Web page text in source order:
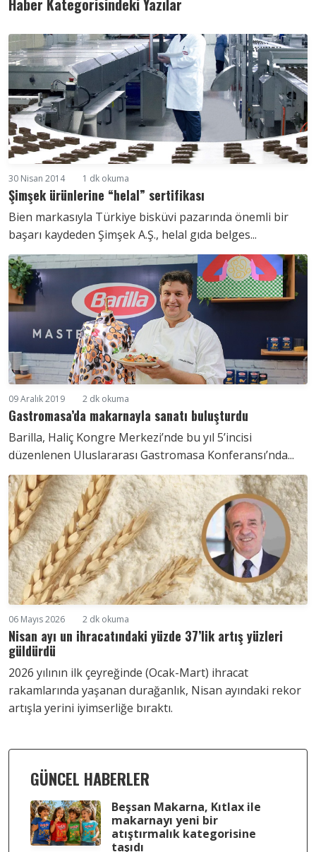
Haber Kategorisindeki Yazılar
30 Nisan 2014 1 dk okuma
Şimşek ürünlerine “helal” sertifikası
Bien markasıyla Türkiye bisküvi pazarında önemli bir
başarı kaydeden Şimşek A.Ş., helal gıda belges...
09 Aralık 2019 2 dk okuma
Gastromasa’da makarnayla sanatı buluşturdu
Barilla, Haliç Kongre Merkezi’nde bu yıl 5’incisi
düzenlenen Uluslararası Gastromasa Konferansı’nda...
06 Mayıs 2026 2 dk okuma
Nisan ayı un ihracatındaki yüzde 37’lik artış yüzleri
güldürdü
2026 yılının ilk çeyreğinde (Ocak-Mart) ihracat
rakamlarında yaşanan durağanlık, Nisan ayındaki rekor
artışla yerini iyimserliğe bıraktı.
GÜNCEL HABERLER
Beşsan Makarna, Kıtlax ile
makarnayı yeni bir
atıştırmalık kategorisine
taşıdı